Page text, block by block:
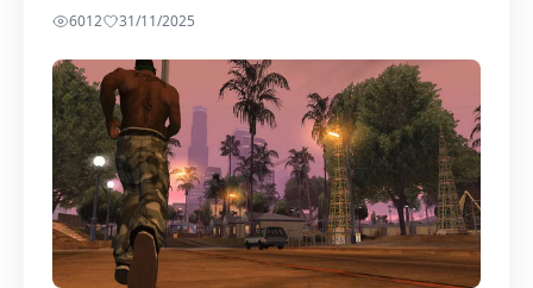
6012
31/11/2025